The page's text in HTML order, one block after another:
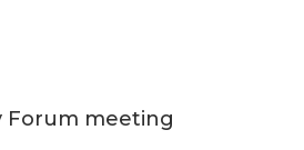
Forum meeting